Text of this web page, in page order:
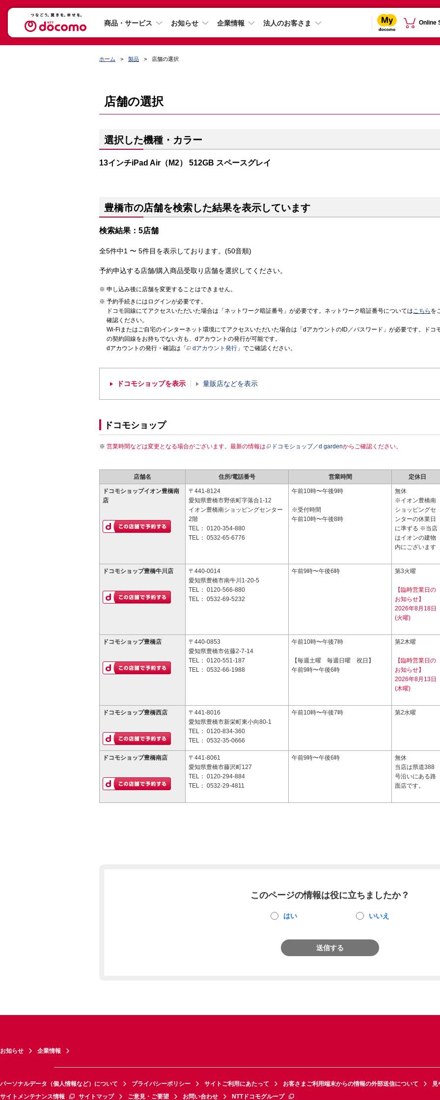
商品・サービス お知らせ 企業情報 法人のお客さま Online
ホーム 製品 店舗の選択
店舗の選択
選択した機種・カラー
13インチiPad Air（M2） 512GB スペースグレイ
豊橋市の店舗を検索した結果を表示しています
検索結果：5店舗
全5件中1 〜 5件目を表示しております。(50音順)
予約申込する店舗/購入商品受取り店舗を選択してください。
申し込み後に店舗を変更することはできません。
予約手続きにはログインが必要です。
ドコモ回線にてアクセスいただいた場合は「ネットワーク暗証番号」が必要です。ネットワーク暗証番号についてはこちら を
確認ください。
Wi-Fiまたはご自宅のインターネット環境にてアクセスいただいた場合は「dアカウントのID／パスワード」が必要です。ドコ
の契約回線をお持ちでない方も、dアカウントの発行が可能です。
dアカウントの発行・確認は「
dアカウント発行 」でご確認ください。
ドコモショップを表示 量販店などを表示
ドコモショップ
営業時間などは変更となる場合がございます。最新の情報は ドコモショップ／d gardenからご確認ください。
店舗名 住所/電話番号 営業時間 定休日
ドコモショップイオン豊橋南
店
〒441-8124
愛知県豊橋市野依町字落合1-12
イオン豊橋南ショッピングセンター
2階
TEL： 0120-354-880
TEL： 0532-65-6776
午前10時〜午後9時
※受付時間
午前10時〜午後8時
無休
※イオン豊橋南
ショッピングセ
ンターの休業日
に準ずる ※当店
はイオンの建物
内にございます
ドコモショップ豊橋牛川店
〒440-0014
愛知県豊橋市南牛川1-20-5
TEL： 0120-566-880
TEL： 0532-69-5232
午前9時〜午後6時 第3火曜
【臨時営業日の
お知らせ】
2026年8月18日
(火曜)
ドコモショップ豊橋店
〒440-0853
愛知県豊橋市佐藤2-7-14
TEL： 0120-551-187
TEL： 0532-66-1988
午前10時〜午後7時
【毎週土曜 毎週日曜 祝日】
午前9時〜午後6時
第2木曜
【臨時営業日の
お知らせ】
2026年8月13日
(木曜)
ドコモショップ豊橋西店
〒441-8016
愛知県豊橋市新栄町東小向80-1
TEL： 0120-834-360
TEL： 0532-35-0666
午前10時〜午後7時 第2水曜
ドコモショップ豊橋南店
〒441-8061
愛知県豊橋市藤沢町127
TEL： 0120-294-884
TEL： 0532-29-4811
午前9時〜午後6時
無休
当店は県道388
号沿いにある路
面店です。
このページの情報は役に立ちましたか？
はい いいえ
送信する
お知らせ 企業情報
パーソナルデータ（個人情報など）について プライバシーポリシー サイトご利用にあたって お客さまご利用端末からの情報の外部送信について
見
サイトメンテナンス情報
サイトマップ ご意見・ご要望 お問い合わせ NTTドコモグループ